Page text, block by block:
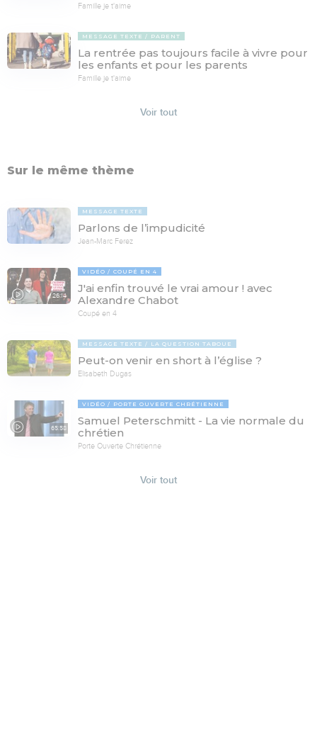
Famille je t'aime
MESSAGE TEXTE PARENT
La rentrée pas toujours facile à vivre pour
les enfants et pour les parents
Famille je t'aime
Voir tout
Sur le même thème
MESSAGE TEXTE
Parlons de l’impudicité
Jean-Marc Ferez
26:14
VIDÉO COUPÉ EN 4
J'ai enfin trouvé le vrai amour ! avec
Alexandre Chabot
Coupé en 4
MESSAGE TEXTE LA QUESTION TABOUE
Peut-on venir en short à l’église ?
Elisabeth Dugas
65:58
VIDÉO PORTE OUVERTE CHRÉTIENNE
Samuel Peterschmitt - La vie normale du
chrétien
Porte Ouverte Chrétienne
Voir tout